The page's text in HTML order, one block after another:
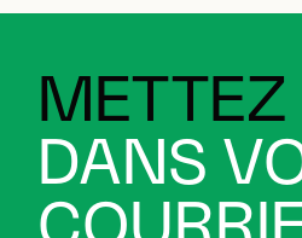
METTEZ
DANS